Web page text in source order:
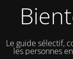
Le guide sélectif,
les personnes